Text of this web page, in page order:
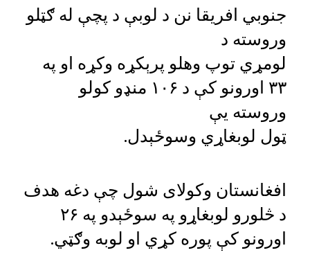
جنوبي افریقا نن د لوبې د پچې له ګټلو
وروسته د
لومړي توپ وهلو پرېکړه وکړه او په
۳۳ اورونو کې د ۱۰۶ منډو کولو
وروسته یې
ټول لوبغاړي وسوځېدل.
افغانستان وکولای شول چې دغه هدف
د څلورو لوبغاړو په سوځېدو په ۲۶
اورونو کې پوره کړي او لوبه وګټي.